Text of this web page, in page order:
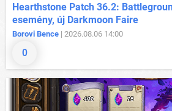
0
Hearthstone Patch 36.2:
esemény, új Darkmoon Faire
Borovi Bence | 2026.08.06 14:00